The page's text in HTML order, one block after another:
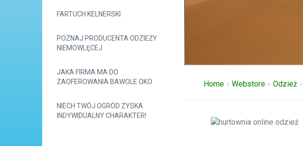
FARTUCH KELNERSKI
POZNAJ PRODUCENTA ODZIEŻY
NIEMOWLĘCEJ
JAKA FIRMA MA DO
ZAOFEROWANIA BAWOLE OKO
NIECH TWÓJ OGRÓD ZYSKA
INDYWIDUALNY CHARAKTER!
Home» Webstore» Odzież»